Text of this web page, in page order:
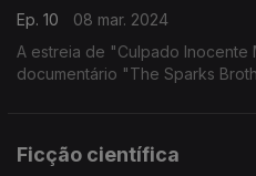
Ep. 10
08 mar. 2024
A estreia de "Culpado Inocente
documentário "The Sparks
Ficção científica